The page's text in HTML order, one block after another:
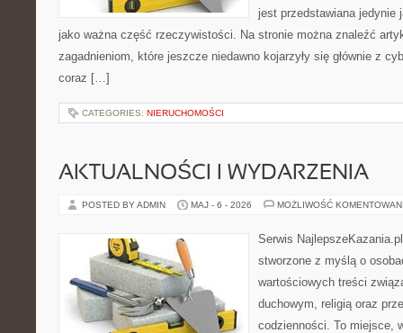
jest przedstawiana jedynie
jako ważna część rzeczywistości. Na stronie można znaleźć
zagadnieniom, które jeszcze niedawno kojarzyły się głównie z
coraz […]
CATEGORIES: NIERUCHOMOŚCI
AKTUALNOŚCI I WYDARZENIA
POSTED BY ADMIN MAJ - 6 - 2026 MOŻLIWOŚĆ
Serwis
stworzone z myślą o
wartościowych treści
duchowym, religią oraz
codzienności. To miejsce,